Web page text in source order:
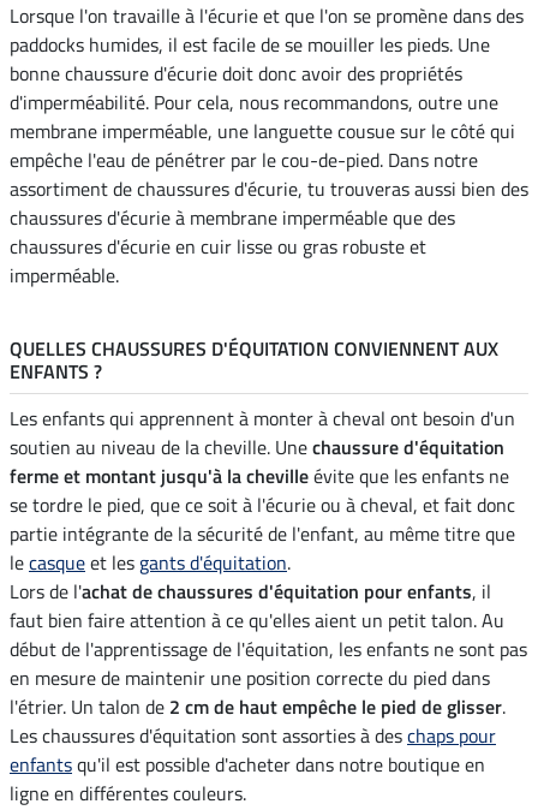
Lorsque l'on travaille à l'écurie et que l'on se promène dans des
paddocks humides, il est facile de se mouiller les pieds. Une
bonne chaussure d'écurie doit donc avoir des propriétés
d'imperméabilité. Pour cela, nous recommandons, outre une
membrane imperméable, une languette cousue sur le côté qui
empêche l'eau de pénétrer par le cou-de-pied. Dans notre
assortiment de chaussures d'écurie, tu trouveras aussi bien des
chaussures d'écurie à membrane imperméable que des
chaussures d'écurie en cuir lisse ou gras robuste et
imperméable.
QUELLES CHAUSSURES D'ÉQUITATION CONVIENNENT AUX
ENFANTS ?
Les enfants qui apprennent à monter à cheval ont besoin d'un
soutien au niveau de la cheville. Unechaussure d'équitation
ferme et montant jusqu'à la chevilleévite que les enfants ne
se tordre le pied, que ce soit à l'écurie ou à cheval, et fait donc
partie intégrante de la sécurité de l'enfant, au même titre que
lecasqueet les gants d'équitation.
Lors de l'achat de chaussures d'équitation pour enfants, il
faut bien faire attention à ce qu'elles aient un petit talon. Au
début de l'apprentissage de l'équitation, les enfants ne sont pas
en mesure de maintenir une position correcte du pied dans
l'étrier. Un talon de 2 cm de haut empêche le pied de glisser.
Les chaussures d'équitation sont assorties à deschaps pour
enfantsqu'il est possible d'acheter dans notre boutique en
ligne en différentes couleurs.